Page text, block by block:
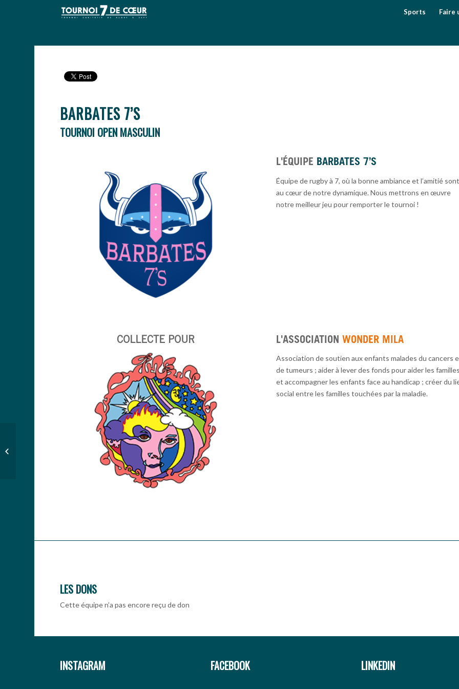
Sports Faire
BARBATES 7’S
TOURNOI OPEN MASCULIN
L'ÉQUIPE BARBATES 7’S
Équipe de rugby à 7, où la bonne ambiance et l’amitié sont
au cœur de notre dynamique. Nous mettrons en œuvre
notre meilleur jeu pour remporter le tournoi !
COLLECTE POUR L'ASSOCIATION WONDER MILA
Association de soutien aux enfants malades du cancers
de tumeurs ; aider à lever des fonds pour aider les familles
et accompagner les enfants face au handicap ; créer du
social entre les familles touchées par la maladie.
LES DONS
Cette équipe n’a pas encore reçu de don
INSTAGRAM FACEBOOK LINKEDIN